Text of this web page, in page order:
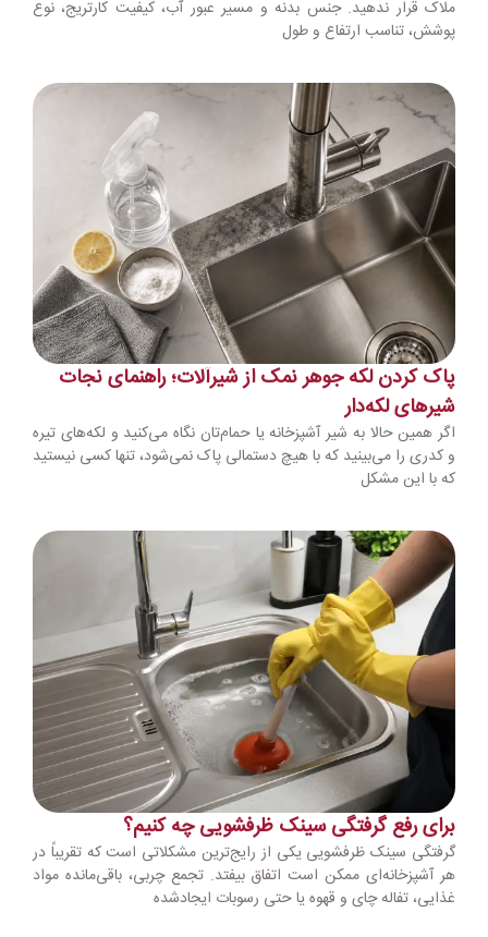
ملاک قرار ندهید. جنس بدنه و مسیر عبور آب، کیفیت کارتریج، نوع
پوشش، تناسب ارتفاع و طول
پاک کردن لکه جوهر نمک از شیرآلات؛ راهنمای نجات
شیرهای لکه‌دار
اگر همین حالا به شیر آشپزخانه یا حمام‌تان نگاه می‌کنید و لکه‌های تیره
و کدری را می‌بینید که با هیچ دستمالی پاک نمی‌شود، تنها کسی نیستید
که با این مشکل
برای رفع گرفتگی سینک ظرفشویی چه کنیم؟
گرفتگی سینک ظرفشویی یکی از رایج‌ترین مشکلاتی است که تقریباً در
هر آشپزخانه‌ای ممکن است اتفاق بیفتد. تجمع چربی، باقی‌مانده مواد
غذایی، تفاله چای و قهوه یا حتی رسوبات ایجادشده